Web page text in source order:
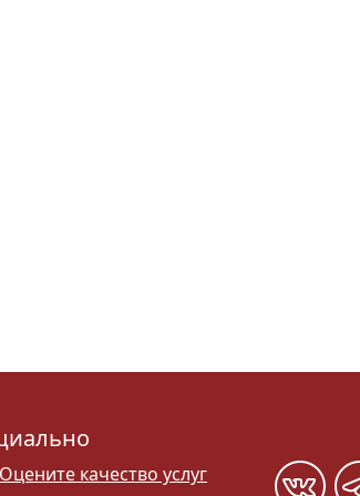
Оцените качество услуг